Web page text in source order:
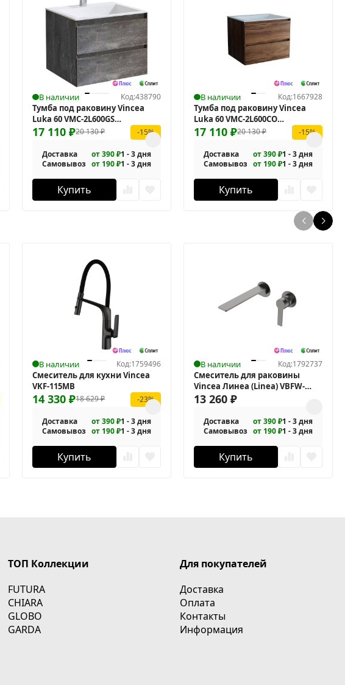
В наличии Код:438790
Тумба под раковину Vincea
Luka 60 VMC-2L600GS
подвесная20 130₽
17 110₽ -15%
Доставка от 390 ₽1 - 3 дня
Самовывоз от 190 ₽1 - 3 дня
Купить
В наличии Код:1667928
Тумба под раковину Vincea
Luka 60 VMC-2L600CO
подвесная20 130₽
17 110₽ -15%
Доставка от 390 ₽1 - 3 дня
Самовывоз от 190 ₽1 - 3 дня
Купить
В наличии Код:1759496
Смеситель для кухни Vincea
VKF-115MB
18 629₽
14 330₽ -23%
Доставка от 390 ₽1 - 3 дня
Самовывоз от 190 ₽1 - 3 дня
Купить
В наличии Код:1792737
Смеситель для раковины
Vincea Линеа (Linea) VBFW-
4LN1GM
13 260₽
Доставка от 390 ₽1 - 3 дня
Самовывоз от 190 ₽1 - 3 дня
Купить
ТОП Коллекции
FUTURA
CHIARA
GLOBO
GARDA
Для покупателей
Доставка
Оплата
Контакты
Информация